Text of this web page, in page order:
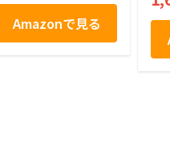
Amazonで見る
お
産